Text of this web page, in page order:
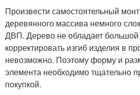
Произвести самостоятельный
деревянного массива немного
ДВП. Дерево не обладает большой
корректировать изгиб изделия в
невозможно. Поэтому форму и
элемента необходимо тщательно
покупкой.